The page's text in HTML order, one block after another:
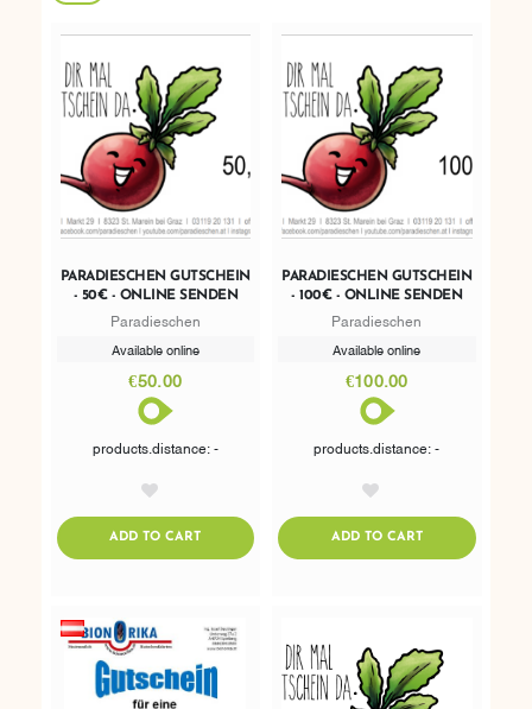
PARADIESCHEN GUTSCHEIN
- 50€ - ONLINE SENDEN
Paradieschen
Available online
€50.00
products.distance: -
ADD TO CARTADDTOCART
PARADIESCHEN GUTSCHEIN
- 100€ - ONLINE SENDEN
Paradieschen
Available online
€100.00
products.distance: -
ADD TO CARTADDTOCART